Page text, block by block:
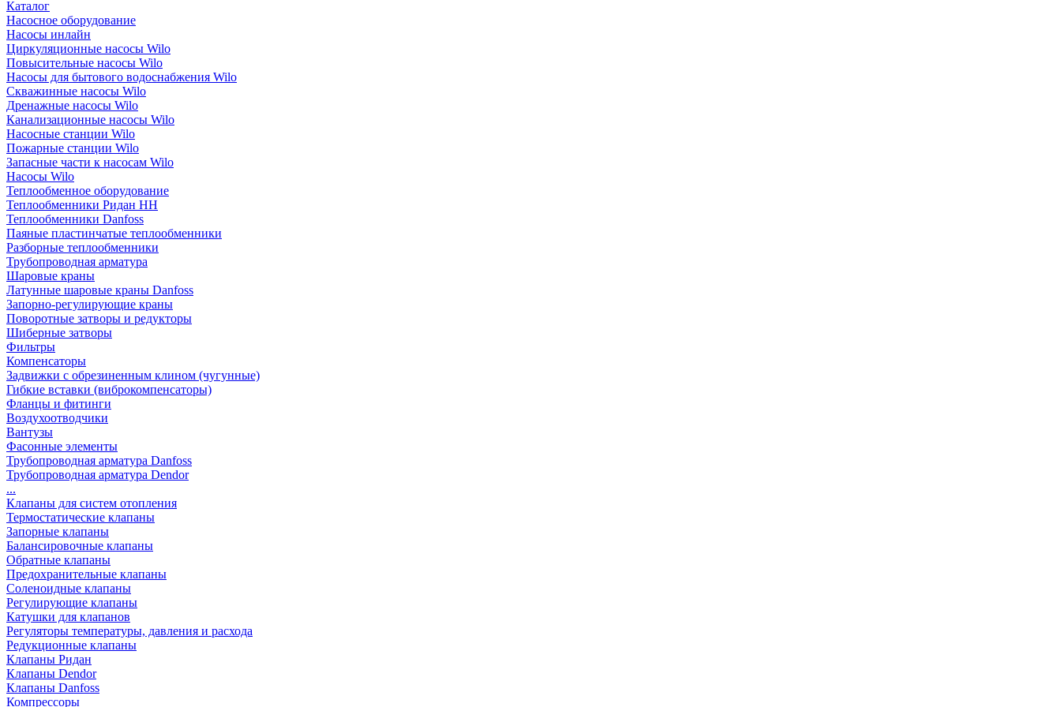
Каталог
Насосное оборудование
Насосы инлайн
Циркуляционные насосы Wilo
Повысительные насосы Wilo
Насосы для бытового водоснабжения Wilo
Скважинные насосы Wilo
Дренажные насосы Wilo
Канализационные насосы Wilo
Насосные станции Wilo
Пожарные станции Wilo
Запасные части к насосам Wilo
Насосы Wilo
Теплообменное оборудование
Теплообменники Ридан НН
Теплообменники Danfoss
Паяные пластинчатые теплообменники
Разборные теплообменники
Трубопроводная арматура
Шаровые краны
Латунные шаровые краны Danfoss
Запорно-регулирующие краны
Поворотные затворы и редукторы
Шиберные затворы
Фильтры
Компенсаторы
Задвижки с обрезиненным клином (чугунные)
Гибкие вставки (виброкомпенсаторы)
Фланцы и фитинги
Воздухоотводчики
Вантузы
Фасонные элементы
Трубопроводная арматура Danfoss
Трубопроводная арматура Dendor
...
Клапаны для систем отопления
Термостатические клапаны
Запорные клапаны
Балансировочные клапаны
Обратные клапаны
Предохранительные клапаны
Соленоидные клапаны
Регулирующие клапаны
Катушки для клапанов
Регуляторы температуры, давления и расхода
Редукционные клапаны
Клапаны Ридан
Клапаны Dendor
Клапаны Danfoss
Компрессоры